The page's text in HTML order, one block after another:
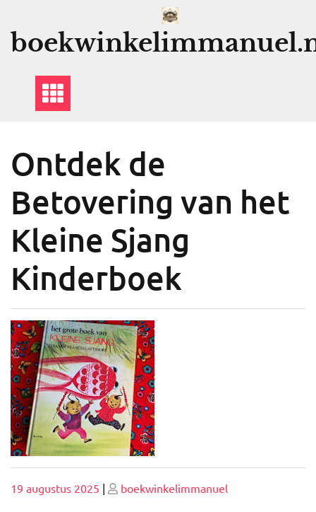
Ontdek de
Betovering van het
Kleine Sjang
Kinderboek
Geplaatst
19 augustus 2025 | Geplaatst
boekwinkelimmanuel